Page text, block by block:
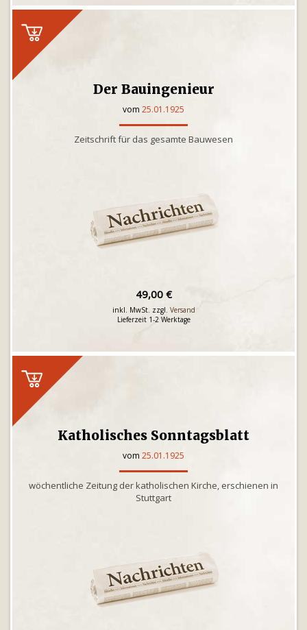
Der Bauingenieur
vom 25.01.1925
Zeitschrift für das gesamte Bauwesen
49,00 €
inkl. MwSt. zzgl. Versand
Lieferzeit 1-2 Werktage
Katholisches Sonntagsblatt
vom 25.01.1925
wöchentliche Zeitung der katholischen Kirche, erschienen in
Stuttgart